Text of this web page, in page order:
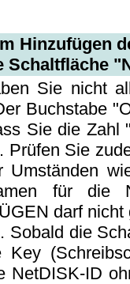
Hinzufügen
Schaltfläche
Sie nicht
Buchstabe
Sie die Zahl
Prüfen Sie
Umständen
für die
darf
Sobald die
NetDISK-ID